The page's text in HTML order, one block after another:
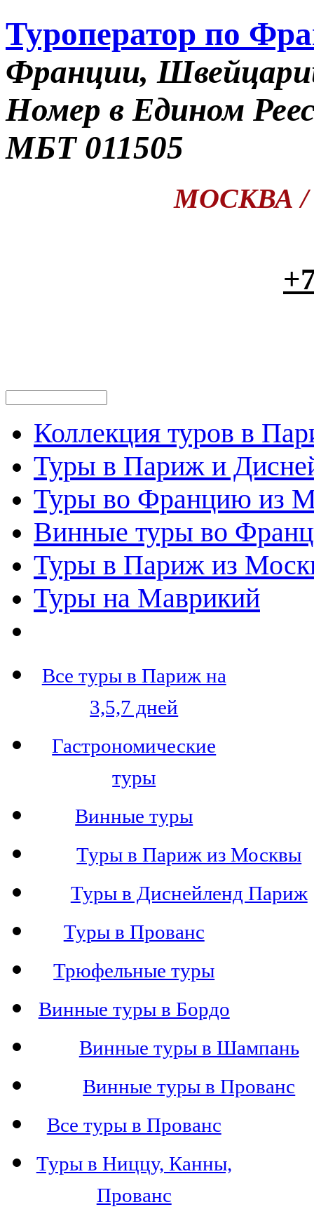
Туроператор по
Франции,
Номер в Едином
МБТ 011505
МОСКВА /
Коллекция туров в
Туры в Париж и
Туры во Францию из
Винные туры во
Туры в Париж из
Туры на Маврикий
Все туры в Париж на
3,5,7 дней
Гастрономические
туры
Винные туры
Туры в Париж из Москвы
Туры в Диснейленд Париж
Туры в Прованс
Трюфельные туры
Винные туры в Бордо
Винные туры в Шампань
Винные туры в Прованс
Все туры в Прованс
Туры в Ниццу, Канны,
Прованс